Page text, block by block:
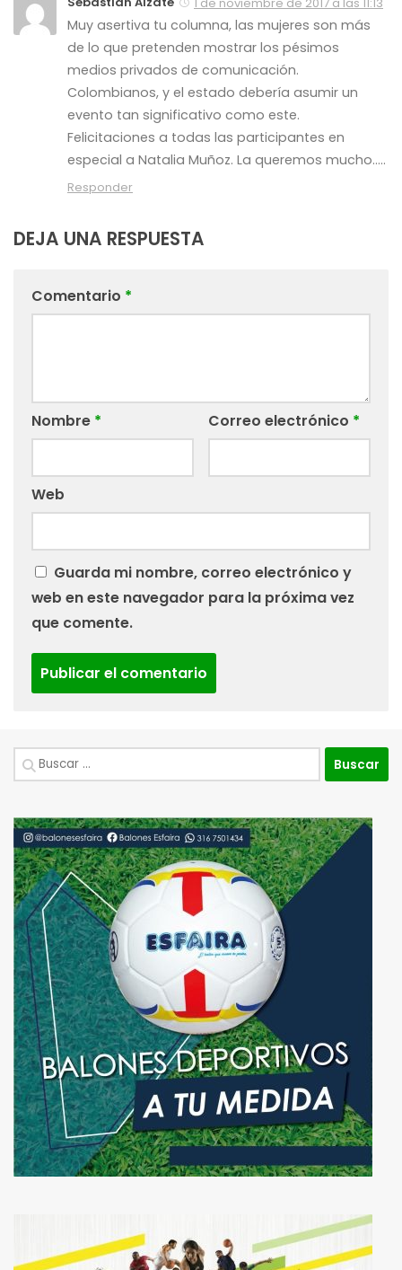
1 de noviembre de 2017 a las 11:13
Muy asertiva tu columna, las mujeres son más
de lo que pretenden mostrar los pésimos
medios privados de comunicación.
Colombianos, y el estado debería asumir un
evento tan significativo como este.
Felicitaciones a todas las participantes en
especial a Natalia Muñoz. La queremos mucho…..
Responder
DEJA UNA RESPUESTA
Comentario *
Nombre * Correo electrónico *
Web
Guarda mi nombre, correo electrónico y
web en este navegador para la próxima vez
que comente.
Buscar: